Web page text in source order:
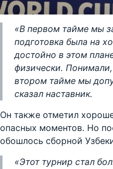
«В первом тайме мы
подготовка была на
достойно в этом
физически.
втором тайме мы
сказал наставник.
Он также отметил
опасных моментов. Но
обошлось сборной
«Этот турнир стал